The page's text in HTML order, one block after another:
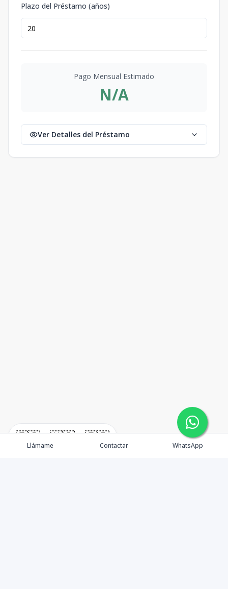
🇪🇸 🇺🇸 🇫🇷
Plazo del Préstamo (años)
Pago Mensual Estimado
N/A
Ver Detalles del Préstamo
Llámame Contactar WhatsApp